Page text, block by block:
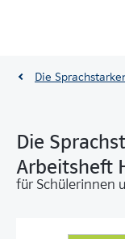
Die
Die
Arbeitsheft
für Schülerinnen